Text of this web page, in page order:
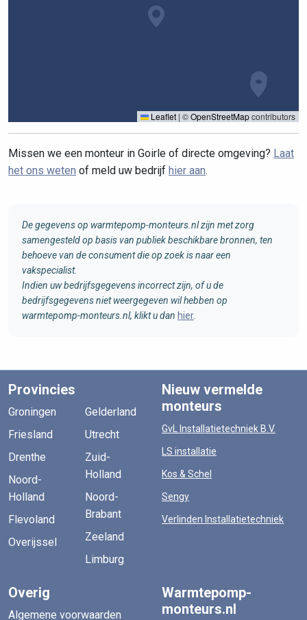
Leaflet | ©OpenStreetMapcontributors
Missen we een monteur in Goirle of directe omgeving? Laat
het ons weten of meld uw bedrijf hier aan.
De gegevens op warmtepomp-monteurs.nl zijn met zorg
samengesteld op basis van publiek beschikbare bronnen, ten
behoeve van de consument die op zoek is naar een
vakspecialist.
Indien uw bedrijfsgegevens incorrect zijn, of u de
bedrijfsgegevens niet weergegeven wil hebben op
warmtepomp-monteurs.nl, klikt u dan hier
Provincies
Groningen
Friesland
Drenthe
Noord-
Holland
Flevoland
Overijssel
Gelderland
Utrecht
Zuid-
Holland
Noord-
Brabant
Zeeland
Limburg
Nieuw vermelde
monteurs
GvL Installatietechniek B.V.
LS installatie
Kos & Schel
Sengy
Verlinden Installatietechniek
Overig
Algemene voorwaarden
Warmtepomp-
monteurs.nl